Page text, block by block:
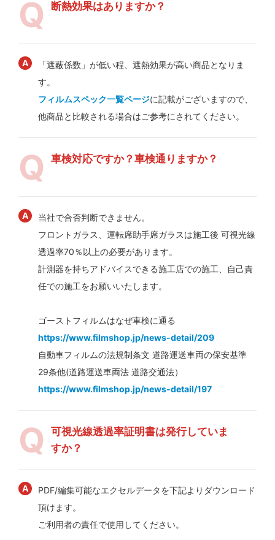
断熱効果はありますか？
「遮蔽係数」が低い程、遮熱効果が高い商品となりま
す。
フィルムスペック一覧ページに記載がございますので、
他商品と比較される場合はご参考にされてください。
車検対応ですか？車検通りますか？
当社で合否判断できません。
フロントガラス、運転席助手席ガラスは施工後 可視光線
透過率70％以上の必要があります。
計測器を持ちアドバイスできる施工店での施工、自己責
任での施工をお願いいたします。
ゴーストフィルムはなぜ車検に通る
https://www.filmshop.jp/news-detail/209
自動車フィルムの法規制条文 道路運送車両の保安基準
29条他(道路運送車両法 道路交通法）
https://www.filmshop.jp/news-detail/197
可視光線透過率証明書は発行していま
すか？
PDF/編集可能なエクセルデータを下記よりダウンロード
頂けます。
ご利用者の責任で使用してください。